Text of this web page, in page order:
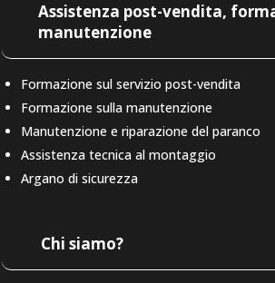
Assistenza post-vendita,
manutenzione
Formazione sul servizio post-vendita
Formazione sulla manutenzione
Manutenzione e riparazione del paranco
Assistenza tecnica al montaggio
Argano di sicurezza
Chi siamo?